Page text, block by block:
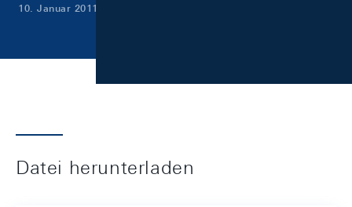
10. Januar 2011
Datei herunterladen